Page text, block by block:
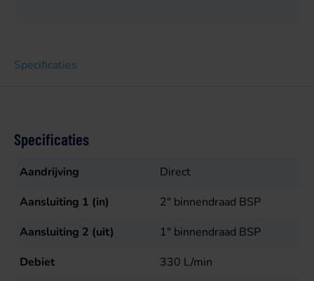
Specificaties
Specificaties
Aandrijving
Direct
Aansluiting 1 (in)
2" binnendraad BSP
Aansluiting 2 (uit)
1" binnendraad BSP
Debiet
330 L/min